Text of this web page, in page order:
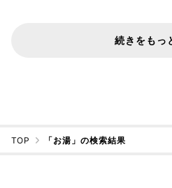
続きをもっ
TOP 「お湯」の検索結果